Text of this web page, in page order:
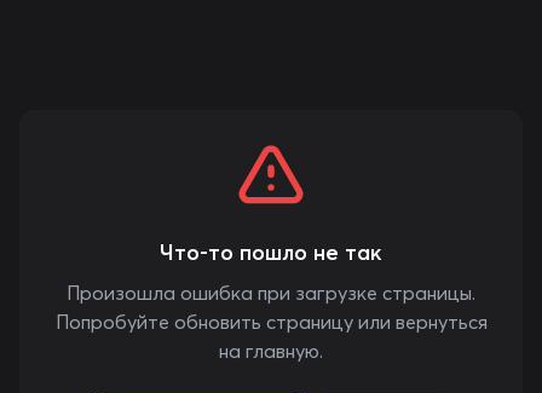
Что-то пошло не так
Произошла ошибка при загрузке страницы.
Попробуйте обновить страницу или вернуться
на главную.